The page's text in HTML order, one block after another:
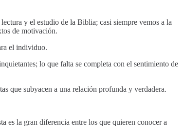
y el estudio de la Biblia; casi siempre vemos a la
de motivación.
el individuo.
lo que falta se completa con el sentimiento de
que subyacen a una relación profunda y verdadera.
es la gran diferencia entre los que quieren conocer a